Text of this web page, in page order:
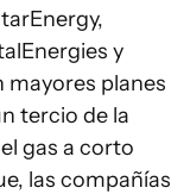
y
mayores planes
tercio de la
gas a corto
las compañías